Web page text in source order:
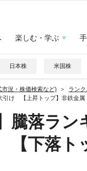
楽しむ・学ぶ
日本株 米国株
況・株価検索など)
ラン
引け 【上昇トップ】非鉄金
騰落ラ
下落ト